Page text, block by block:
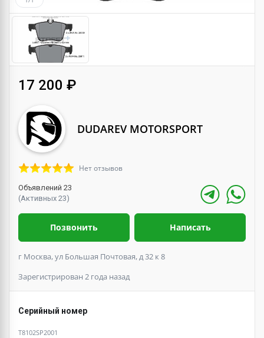
17 200 ₽
DUDAREV MOTORSPORT
Нет отзывов
Объявлений 23
(Активных 23)
Позвонить Написать
г Москва, ул Большая Почтовая, д 32 к 8
Зарегистрирован 2 года назад
Серийный номер
T8102SP2001